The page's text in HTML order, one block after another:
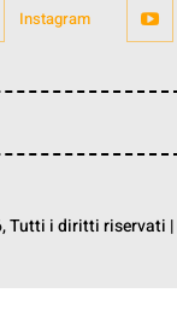
Instagram
Tutti i diritti riservati |